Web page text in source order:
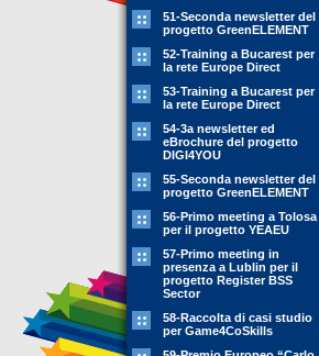
51-Seconda newsletter del
progetto GreenELEMENT
52-Training a Bucarest per
la rete Europe Direct
53-Training a Bucarest per
la rete Europe Direct
54-3a newsletter ed
eBrochure del progetto
DIGI4YOU
55-Seconda newsletter del
progetto GreenELEMENT
56-Primo meeting a Tolosa
per il progetto YEAEU
57-Primo meeting in
presenza a Lublin per il
progetto Register BSS
Sector
58-Raccolta di casi studio
per Game4CoSkills